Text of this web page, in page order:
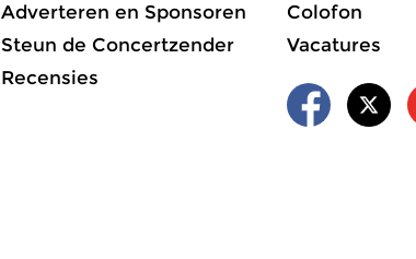
Adverteren en Sponsoren
Steun de Concertzender
Recensies
Colofon
Vacatures